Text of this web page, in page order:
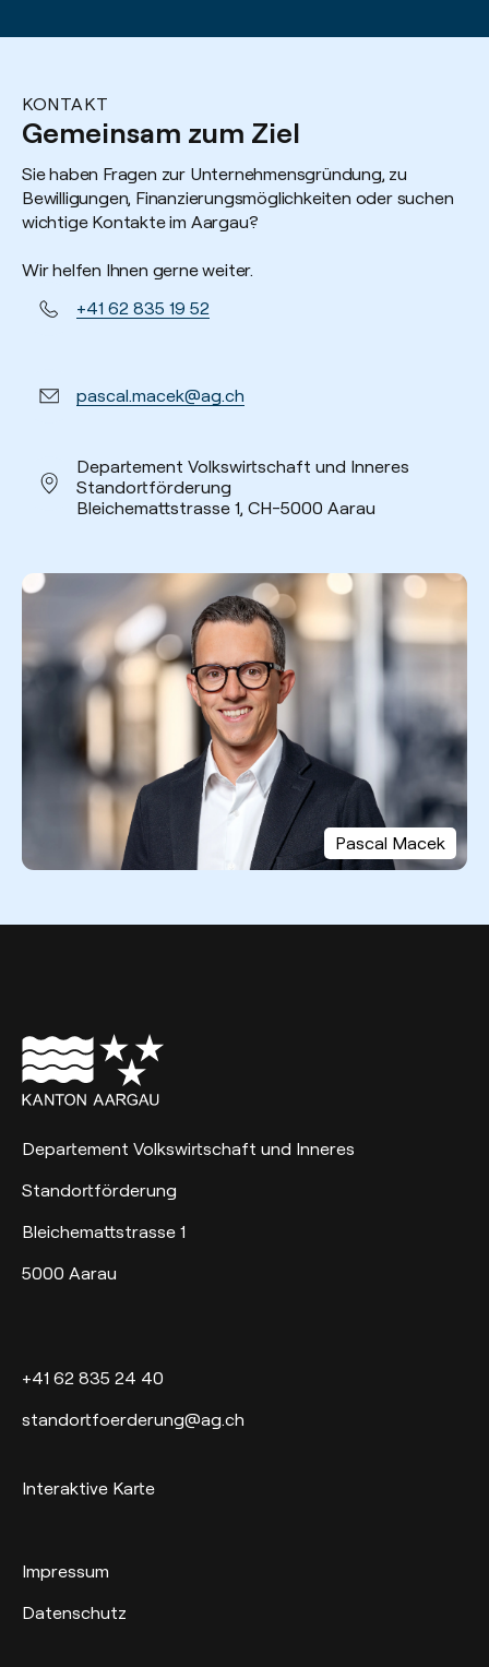
KONTAKT
Gemeinsam zum Ziel
Sie haben Fragen zur Unternehmensgründung, zu
Bewilligungen, Finanzierungsmöglichkeiten oder suchen
wichtige Kontakte im Aargau?
Wir helfen Ihnen gerne weiter.
+41 62 835 19 52
pascal.macek@ag.ch
Departement Volkswirtschaft und Inneres
Standortförderung
Bleichemattstrasse 1, CH-5000 Aarau
Pascal Macek
Departement Volkswirtschaft und Inneres
Standortförderung
Bleichemattstrasse 1
5000 Aarau
+41 62 835 24 40
standortfoerderung@ag.ch
Interaktive Karte
Impressum
Datenschutz